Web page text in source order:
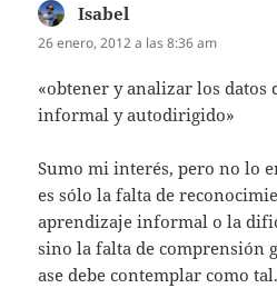
Isabel
26 enero, 2012 a las 8:36 am
«obtener y analizar los datos
informal y autodirigido»
Sumo mi interés, pero no lo
es sólo la falta de
aprendizaje informal o la
sino la falta de comprensión
ase debe contemplar como